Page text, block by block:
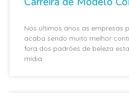
Nos últimos anos as empresas
acaba sendo muito melhor
fora dos padrões de beleza
mídia